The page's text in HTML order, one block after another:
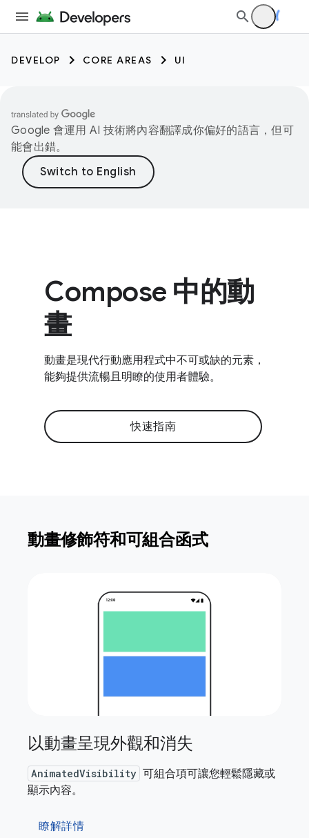
DEVELOP CORE AREAS UI
Google 會運用 AI 技術將內容翻譯成你偏好的語言，但可
能會出錯。
Compose 中的動
畫
動畫是現代行動應用程式中不可或缺的元素，
能夠提供流暢且明瞭的使用者體驗。
快速指南
動畫修飾符和可組合函式
以動畫呈現外觀和消失
AnimatedVisibility 可組合項可讓您輕鬆隱藏或
顯示內容。
瞭解詳情